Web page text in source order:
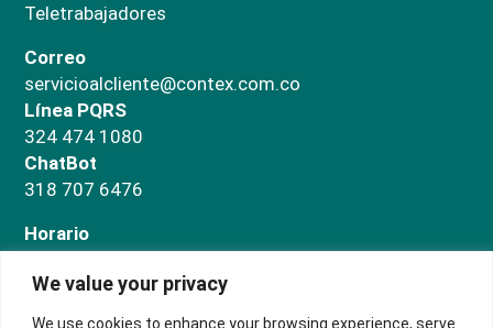
We value your privacy
We use cookies to enhance your browsing experience, serve
Teletrabajadores
Correo
servicioalcliente@contex.com.co
Línea PQRS
324 474 1080
ChatBot
318 707 6476
Horario
Lunes a jueves de 7:00 a.m a 5:00 p.m. Viernes de
7:00 a.m a 3:00 p.m